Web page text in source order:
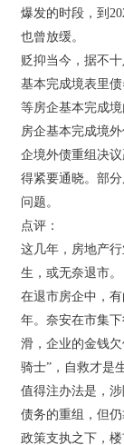
爆发的时段，到
也曾放缓。
贬抑当今，据不
基本完成境表里
等房企基本完成
房企基本完成境
企境外债重组决
得紧要通晓。部
问题。
点评：
这几年，房地产
生，或无奈退市。
在退市房企中，
年。奈安在市集
滑，企业的金钱
骑士”，自救才是
值得注办法是，
债务的重组，但
政策支执之下，